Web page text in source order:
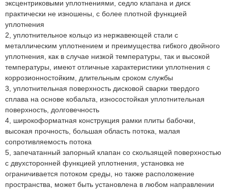
эксцентриковыми уплотнениями, седло клапана и диск
практически не изношены, с более плотной функцией
уплотнения
2, уплотнительное кольцо из нержавеющей стали с
металлическим уплотнением и преимущества гибкого двойного
уплотнения, как в случае низкой температуры, так и высокой
температуры, имеют отличные характеристики уплотнения с
коррозионностойким, длительным сроком службы
3, уплотнительная поверхность дисковой сварки твердого
сплава на основе кобальта, износостойкая уплотнительная
поверхность, долговечность
4, широкоформатная конструкция рамки плиты бабочки,
высокая прочность, большая область потока, малая
сопротивляемость потока
5, запечатанный запорный клапан со скользящей поверхностью
с двухсторонней функцией уплотнения, установка не
ограничивается потоком среды, но также расположение
пространства, может быть установлена в любом направлении